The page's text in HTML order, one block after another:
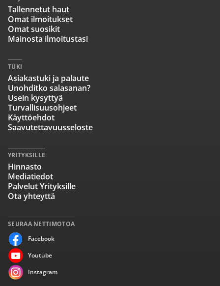
SEURAA NETTIMOTOA
Facebook
Youtube
Instagram
Tallennetut haut
Omat ilmoitukset
Omat suosikit
Mainosta ilmoitustasi
TUKI
Asiakastuki ja palaute
Unohditko salasanan?
Usein kysyttyä
Turvallisuusohjeet
Käyttöehdot
Saavutettavuusseloste
YRITYKSILLE
Hinnasto
Mediatiedot
Palvelut Yrityksille
Ota yhteyttä